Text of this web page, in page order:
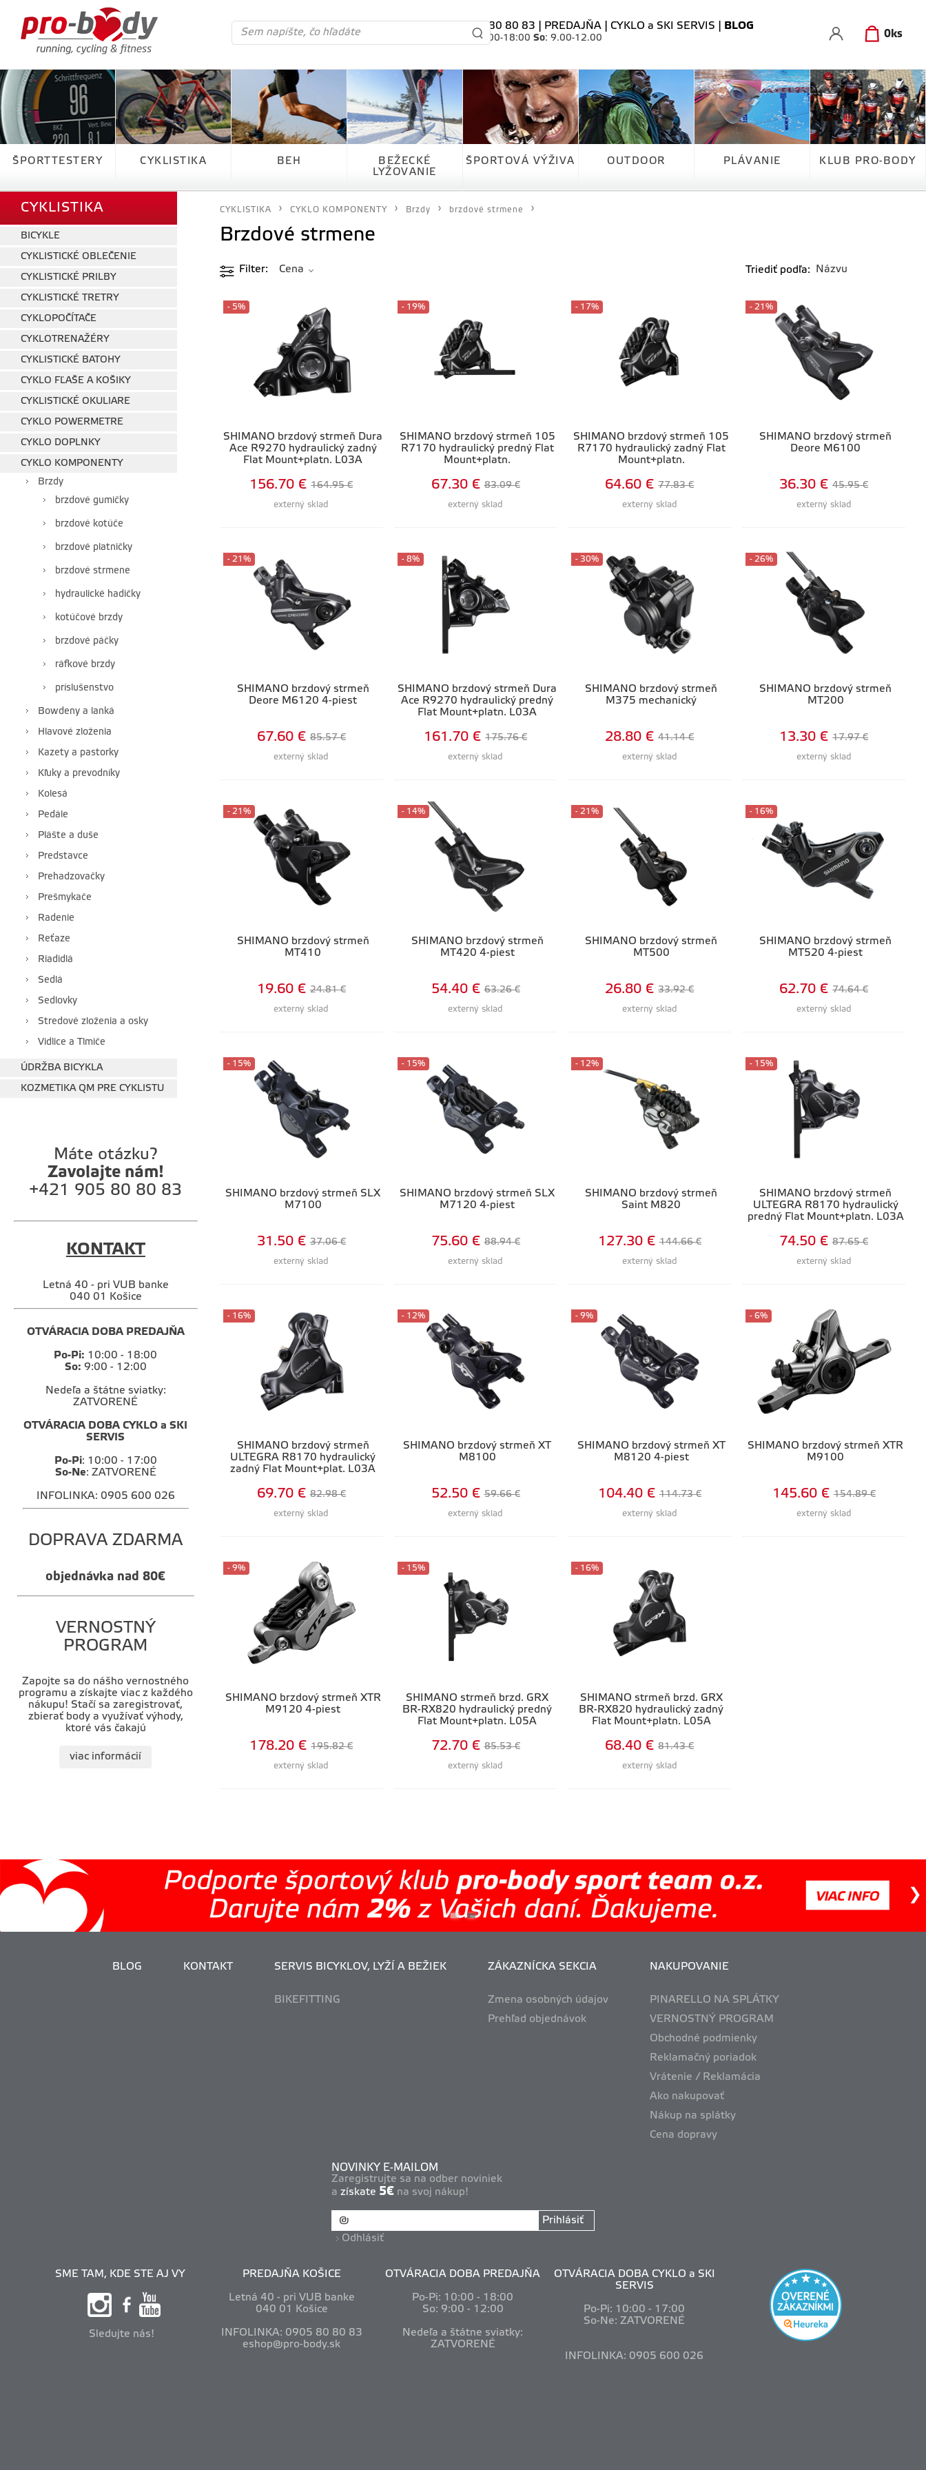
0 ks
tel. 0905 80 80 83 | PREDAJŇA CYKLO a SKI SERVIS BLOG
: 10.00-18:00 So: 9.00-12.00
ŠPORTTESTERY CYKLISTIKA BEH
BEŽECKÉ
LYŽOVANIE
ŠPORTOVÁ VÝŽIVA OUTDOOR PLÁVANIE KLUB PRO-BODY
CYKLISTIKA
BICYKLE
CYKLISTICKÉ OBLEČENIE
CYKLISTICKÉ PRILBY
CYKLISTICKÉ TRETRY
CYKLOPOČÍTAČE
CYKLOTRENAŽÉRY
CYKLISTICKÉ BATOHY
CYKLO FĽAŠE A KOŠIKY
CYKLISTICKÉ OKULIARE
CYKLO POWERMETRE
CYKLO DOPLNKY
CYKLO KOMPONENTY
Brzdy
brzdové gumičky
brzdové kotúče
brzdové platničky
brzdové strmene
hydraulické hadičky
kotúčové brzdy
brzdové páčky
ráfkové brzdy
príslušenstvo
Bowdeny a lanká
Hlavové zloženia
Kazety a pastorky
Kľuky a prevodníky
Kolesá
Pedále
Plášte a duše
Predstavce
Prehadzovačky
Prešmykače
Radenie
Reťaze
Riadidlá
Sedlá
Sedlovky
Stredové zloženia a osky
Vidlice a Tlmiče
ÚDRŽBA BICYKLA
KOZMETIKA QM PRE CYKLISTU
Máte otázku?
Zavolajte nám!
+421 905 80 80 83
KONTAKT
Letná 40 - pri VUB banke
040 01 Košice
OTVÁRACIA DOBA PREDAJŇA
Po-Pi: 10:00 - 18:00
So: 9:00 - 12:00
Nedeľa a štátne sviatky:
ZATVORENÉ
OTVÁRACIA DOBA CYKLO a SKI
SERVIS
Po-Pi: 10:00 - 17:00
So-Ne: ZATVORENÉ
INFOLINKA: 0905 600 026
DOPRAVA ZDARMA
objednávka nad 80€
VERNOSTNÝ
PROGRAM
Zapojte sa do nášho vernostného
programu a získajte viac z každého
nákupu! Stačí sa zaregistrovať,
zbierať body a využívať výhody,
ktoré vás čakajú
viac informácií
CYKLISTIKA CYKLO KOMPONENTY Brzdy brzdové strmene
Brzdové strmene
Filter Cena Triediť podľa:
SHIMANO brzdový strmeň Dura
Ace R9270 hydraulický zadný
Flat Mount+platn. L03A
- 5%
externý sklad
156.70 € 164.95 €
SHIMANO brzdový strmeň 105
R7170 hydraulický predný Flat
Mount+platn.
- 19%
externý sklad
67.30 € 83.09 €
SHIMANO brzdový strmeň 105
R7170 hydraulický zadný Flat
Mount+platn.
- 17%
externý sklad
64.60 € 77.83 €
SHIMANO brzdový strmeň
Deore M6100
- 21%
externý sklad
36.30 € 45.95 €
SHIMANO brzdový strmeň
Deore M6120 4-piest
- 21%
externý sklad
67.60 € 85.57 €
SHIMANO brzdový strmeň Dura
Ace R9270 hydraulický predný
Flat Mount+platn. L03A
- 8%
externý sklad
161.70 € 175.76 €
SHIMANO brzdový strmeň
M375 mechanický
- 30%
externý sklad
28.80 € 41.14 €
SHIMANO brzdový strmeň
MT200
- 26%
externý sklad
13.30 € 17.97 €
SHIMANO brzdový strmeň
MT410
- 21%
externý sklad
19.60 € 24.81 €
SHIMANO brzdový strmeň
MT420 4-piest
- 14%
externý sklad
54.40 € 63.26 €
SHIMANO brzdový strmeň
MT500
- 21%
externý sklad
26.80 € 33.92 €
SHIMANO brzdový strmeň
MT520 4-piest
- 16%
externý sklad
62.70 € 74.64 €
SHIMANO brzdový strmeň SLX
M7100
- 15%
externý sklad
31.50 € 37.06 €
SHIMANO brzdový strmeň SLX
M7120 4-piest
- 15%
externý sklad
75.60 € 88.94 €
SHIMANO brzdový strmeň
Saint M820
- 12%
externý sklad
127.30 € 144.66 €
SHIMANO brzdový strmeň
ULTEGRA R8170 hydraulický
predný Flat Mount+platn. L03A
- 15%
externý sklad
74.50 € 87.65 €
SHIMANO brzdový strmeň
ULTEGRA R8170 hydraulický
zadný Flat Mount+plat. L03A
- 16%
externý sklad
69.70 € 82.98 €
SHIMANO brzdový strmeň XT
M8100
- 12%
externý sklad
52.50 € 59.66 €
SHIMANO brzdový strmeň XT
M8120 4-piest
- 9%
externý sklad
104.40 € 114.73 €
SHIMANO brzdový strmeň XTR
M9100
- 6%
externý sklad
145.60 € 154.89 €
SHIMANO brzdový strmeň XTR
M9120 4-piest
- 9%
externý sklad
178.20 € 195.82 €
SHIMANO strmeň brzd. GRX
BR-RX820 hydraulický predný
Flat Mount+platn. L05A
- 15%
externý sklad
72.70 € 85.53 €
SHIMANO strmeň brzd. GRX
BR-RX820 hydraulický zadný
Flat Mount+platn. L05A
- 16%
externý sklad
68.40 € 81.43 €
BLOG KONTAKT SERVIS BICYKLOV, LYŽÍ A BEŽIEK
BIKEFITTING
ZÁKAZNÍCKA SEKCIA
Zmena osobných údajov
Prehľad objednávok
NAKUPOVANIE
PINARELLO NA SPLÁTKY
VERNOSTNÝ PROGRAM
Obchodné podmienky
Reklamačný poriadok
Vrátenie / Reklamácia
Ako nakupovať
Nákup na splátky
Cena dopravy
NOVINKY E-MAILOM
Zaregistrujte sa na odber noviniek
a získate 5€ na svoj nákup!
Prihlásiť
Odhlásiť
SME TAM, KDE STE AJ VY
Sledujte nás!
PREDAJŇA KOŠICE
Letná 40 - pri VUB banke
040 01 Košice
INFOLINKA: 0905 80 80 83
eshop@pro-body.sk
OTVÁRACIA DOBA PREDAJŇA
Po-Pi: 10:00 - 18:00
So: 9:00 - 12:00
Nedeľa a štátne sviatky:
ZATVORENÉ
OTVÁRACIA DOBA CYKLO a SKI
SERVIS
Po-Pi: 10:00 - 17:00
So-Ne: ZATVORENÉ
INFOLINKA: 0905 600 026